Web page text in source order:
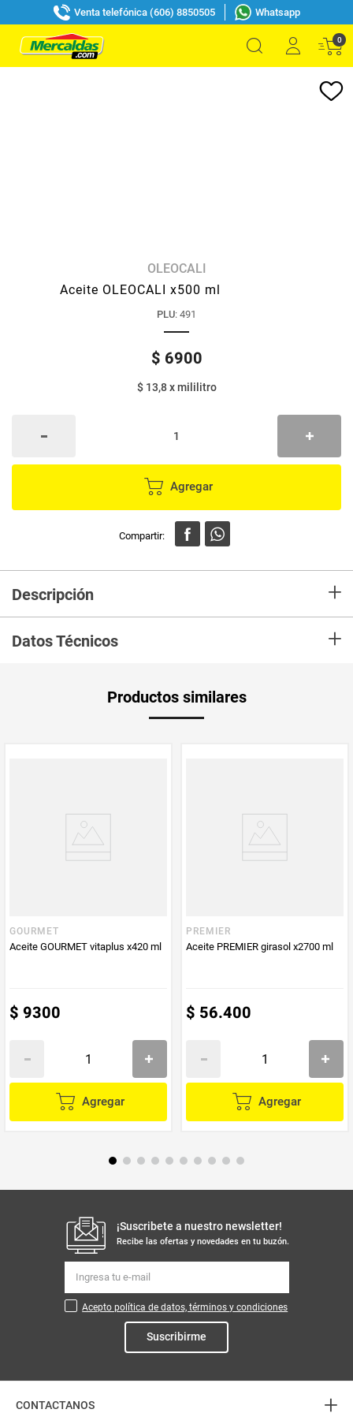
Venta telefónica (606) 8850505 Whatsapp
0
OLEOCALI
Aceite OLEOCALI x500 ml
PLU: 491
$ 6900
$ 13,8xmililitro
Agregar
Descripción +
colesterol, no altera el sabor ni el color de los alimentos y es ideal para
Datos Técnicos +
Producto (kg)
Productos similares
GOURMET
Aceite GOURMET vitaplus x420 ml
$ 9300
Agregar
PREMIER
Aceite PREMIER girasol x2700 ml
$ 56.400
Agregar
¡Suscribete a nuestro newsletter!
Recibe las ofertas y novedades en tu buzón.
Acepto política de datos, términos y condiciones
Suscribirme
CONTACTANOS +